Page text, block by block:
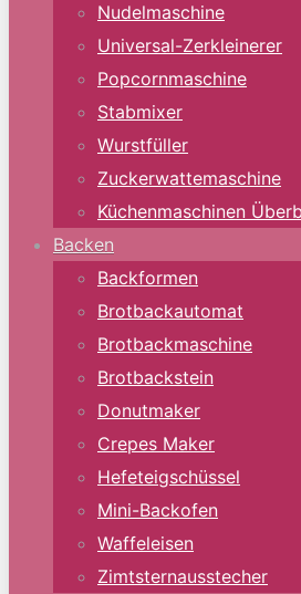
Nudelmaschine
Universal-Zerkleinerer
Popcornmaschine
Stabmixer
Wurstfüller
Zuckerwattemaschine
Küchenmaschinen
Backen
Backformen
Brotbackautomat
Brotbackmaschine
Brotbackstein
Donutmaker
Crepes Maker
Hefeteigschüssel
Mini-Backofen
Waffeleisen
Zimtsternausstecher